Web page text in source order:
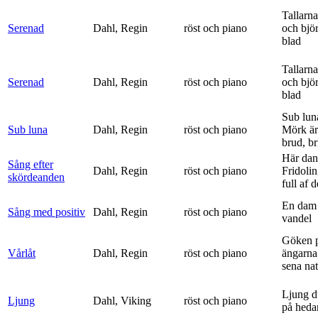
Serenad Dahl, Regin röst och piano
och
blad
Serenad Dahl, Regin röst och piano
och
blad
Sub luna Dahl, Regin röst och piano
Sub
Mörk
brud,
Sång efter
skördeanden
Dahl, Regin röst och piano
Här
full af
Sång med positiv Dahl, Regin röst och piano
En
vandel
Vårlåt Dahl, Regin röst och piano
Göken
sena
Ljung Dahl, Viking röst och piano
Ljung
på